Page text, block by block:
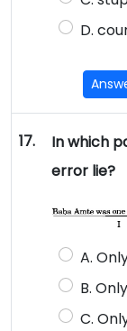
D.
17.
In which
error lie?
A.
B.
C.